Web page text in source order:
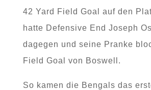
42 Yard Field Goal auf den
hatte Defensive End Joseph
dagegen und seine Pranke
Field Goal von Boswell.
So kamen die Bengals das